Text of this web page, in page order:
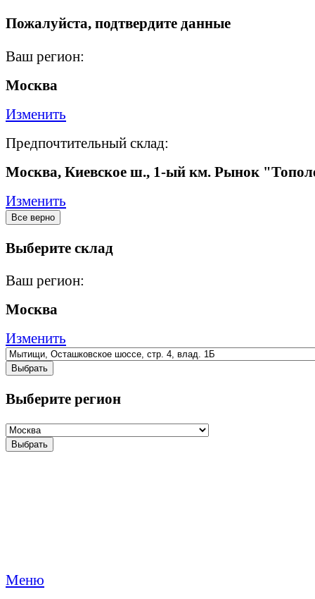
Пожалуйста, подтвердите данные
Ваш регион:
Москва
Изменить
Предпочтительный склад:
Москва, Киевское ш., 1-ый км. Рынок
Изменить
Все верно
Выберите склад
Ваш регион:
Москва
Изменить
Выбрать
Выберите регион
Выбрать
Меню